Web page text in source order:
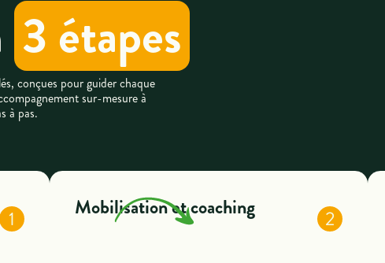
3 étapes
conçues pour guider chaque
sur-mesure à
à pas.
1 Mobilisation et coaching 2